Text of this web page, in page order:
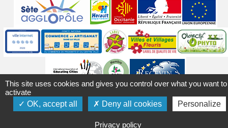
partenaires
Labels
Mentions légales Accessibilité Plan du site
Contact
Crédits
Gérer les cookies Politique de confidentialité
This site uses cookies and gives you control over what you want to
activate
OK, accept all
Deny all cookies Personalize
Privacy policy